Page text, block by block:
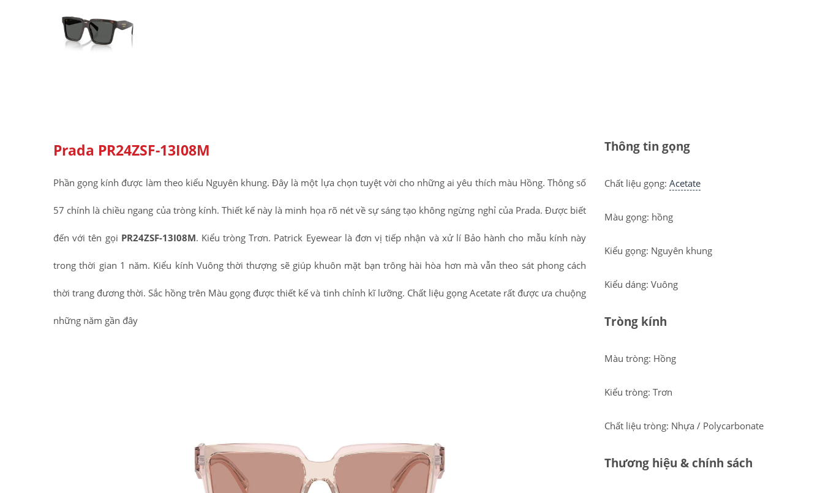
Prada PR24ZSF-13I08M
Phần gọng kính được làm theo kiểu Nguyên khung. Đây là một lựa chọn tuyệt vời cho những ai yêu thích màu Hồng. Thông số
57 chính là chiều ngang của tròng kính. Thiết kế này là minh họa rõ nét về sự sáng tạo không ngừng nghỉ của Prada. Được biết
đến với tên gọi PR24ZSF-13I08M. Kiểu tròng Trơn. Patrick Eyewear là đơn vị tiếp nhận và xử lí Bảo hành cho mẫu kính này
trong thời gian 1 năm. Kiểu kính Vuông thời thượng sẽ giúp khuôn mặt bạn trông hài hòa hơn mà vẫn theo sát phong cách
thời trang đương thời. Sắc hồng trên Màu gọng được thiết kế và tinh chỉnh kĩ lưỡng. Chất liệu gọng Acetate rất được ưa chuộng
những năm gần đây
Thông tin gọng
Chất liệu gọng: Acetate
Màu gọng: hồng
Kiểu gọng: Nguyên khung
Kiểu dáng: Vuông
Tròng kính
Màu tròng: Hồng
Kiểu tròng: Trơn
Chất liệu tròng: Nhựa / Polycarbonate
Thương hiệu & chính sách